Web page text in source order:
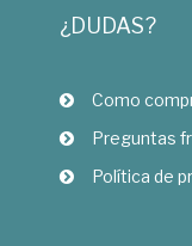
¿DUDAS?
Como
Preguntas
Política de